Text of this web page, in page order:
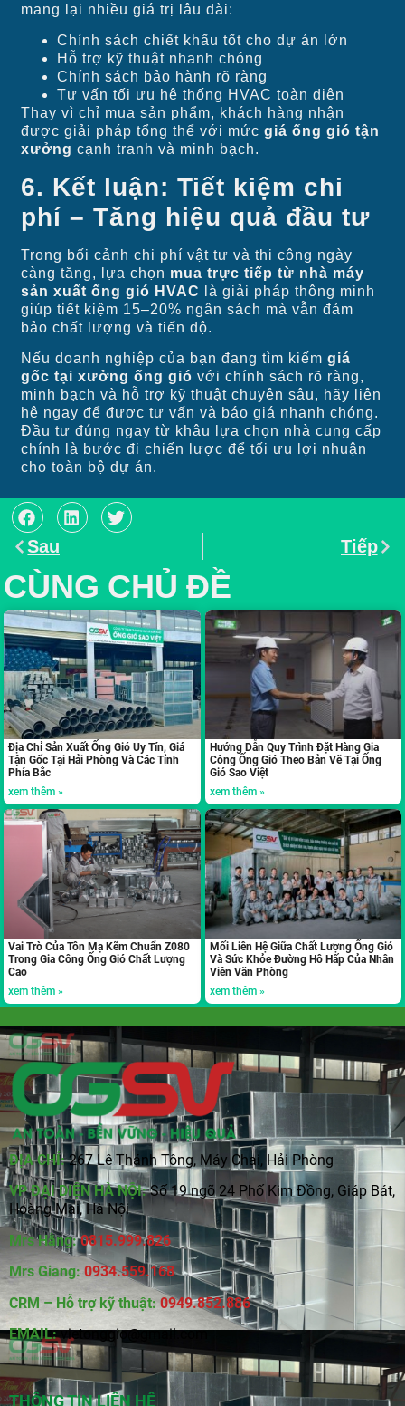
mang lại nhiều giá trị lâu dài:
Chính sách chiết khấu tốt cho dự án lớn
Hỗ trợ kỹ thuật nhanh chóng
Chính sách bảo hành rõ ràng
Tư vấn tối ưu hệ thống HVAC toàn diện
Thay vì chỉ mua sản phẩm, khách hàng nhận
được giải pháp tổng thể với mứcgiá ống gió tận
xưởng cạnh tranh và minh bạch.
6. Kết luận: Tiết kiệm chi
phí – Tăng hiệu quả đầu tư
Trong bối cảnh chi phí vật tư và thi công ngày
càng tăng, lựa chọn mua trực tiếp từ nhà máy
sản xuất ống gió HVAC
là giải pháp thông minh
giúp tiết kiệm 15–20% ngân sách mà vẫn đảm
bảo chất lượng và tiến độ.
Nếu doanh nghiệp của bạn đang tìm kiếmgiá
gốc tại xưởng ống gió với chính sách rõ ràng,
minh bạch và hỗ trợ kỹ thuật chuyên sâu, hãy liên
hệ ngay để được tư vấn và báo giá nhanh chóng.
Đầu tư đúng ngay từ khâu lựa chọn nhà cung cấp
chính là bước đi chiến lược để tối ưu lợi nhuận
cho toàn bộ dự án.
Sau Tiếp
CÙNG CHỦ ĐỀ
Địa Chỉ Sản Xuất Ống Gió Uy Tín, Giá
Tận Gốc Tại Hải Phòng Và Các Tỉnh
Phía Bắc
xem thêm »
Hướng Dẫn Quy Trình Đặt Hàng Gia
Công Ống Gió Theo Bản Vẽ Tại Ống
Gió Sao Việt
xem thêm »
Vai Trò Của Tôn Mạ Kẽm Chuẩn Z080
Trong Gia Công Ống Gió Chất Lượng
Cao
xem thêm »
Mối Liên Hệ Giữa Chất Lượng Ống Gió
Và Sức Khỏe Đường Hô Hấp Của Nhân
Viên Văn Phòng
xem thêm »
ĐỊA CHỈ: 267 Lê Thánh Tông, Máy Chai, Hải Phòng
VP ĐẠI DIỆN HÀ NỘI:Số 19 ngõ 24 Phố Kim Đồng, Giáp Bát,
Hoàng Mai, Hà Nội
Mrs Hằng: 0815.999.826
Mrs Giang: 0934.559.168
CRM – Hỗ trợ kỹ thuật: 0949.852.886
EMAIL: vietonggio@gmail.com
THÔNG TIN LIÊN HỆ